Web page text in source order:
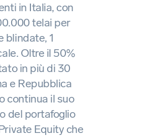
in Italia, con
telai per
blindate, 1
Oltre il 50%
in più di 30
e Repubblica
continua il suo
del portafoglio
Equity che